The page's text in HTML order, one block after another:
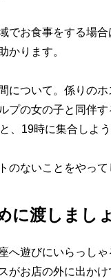
お食事をする場
かります。
ついて。係りの
プの女の子と同伴
、19時に集合しよ
ないことをやって
に渡しまし
遊びにいらっし
がお店の外に出か